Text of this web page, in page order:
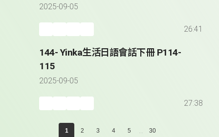
2025-09-05
26:41
144- Yinka生活日語會話下冊 P114-
115
2025-09-05
27:38
1 2 3 4 5 ... 30